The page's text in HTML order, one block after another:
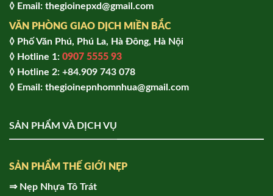
◊ Email: thegioinepxd@gmail.com
VĂN PHÒNG GIAO DỊCH MIỀN BẮC
◊ Phố Văn Phú, Phú La, Hà Đông, Hà Nội
◊ Hotline 1: 0907 5555 93
◊ Hot line 2: +84.909 743 078
◊ Email: thegioinepnhomnhua@gmail.com
SẢN PHẨM VÀ DỊCH VỤ
SẢN PHẨM THẾ GIỚI NẸP
⇒ Nẹp Nhựa Tô Trát